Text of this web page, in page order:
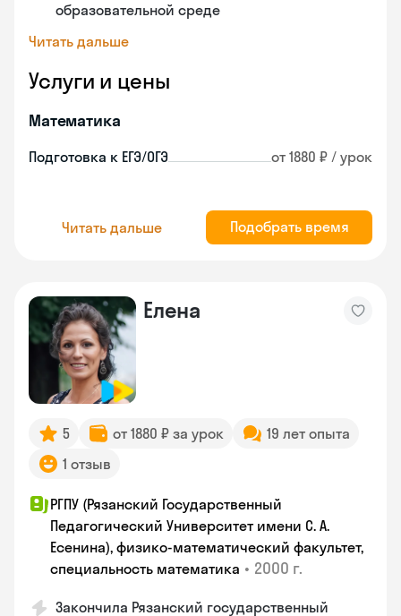
образовательной среде
Читать дальше
Услуги и цены
Математика
Подготовка к ЕГЭ/ОГЭ от 1880 ₽ / урок
Читать дальше Подобрать время
Елена
5 от 1880 ₽ за урок
19 лет опыта
1 отзыв
РГПУ (Рязанский Государственный
Педагогический Университет имени С. А.
Есенина), физико-математический факультет,
специальность математика • 2000 г.
Закончилa Рязанский государственный